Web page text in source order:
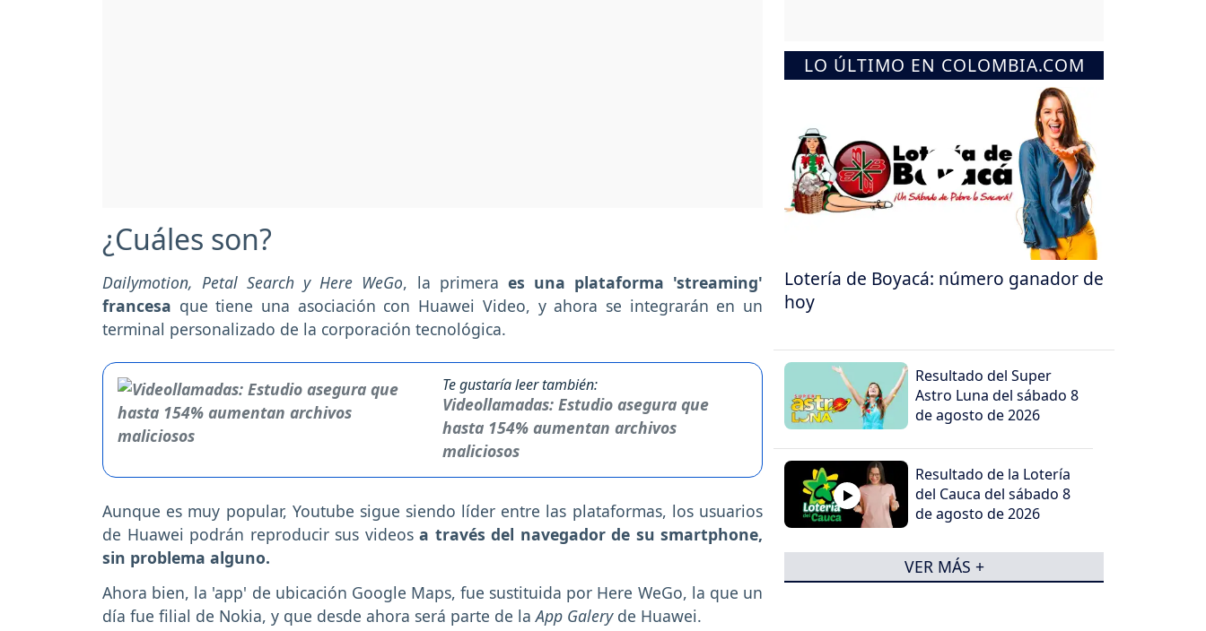
¿Cuáles son?
Dailymotion, Petal Search y Here WeGo, la primera es una plataforma 'streaming'
francesa que tiene una asociación con Huawei Video, y ahora se integrarán en un
terminal personalizado de la corporación tecnológica.
Te gustaría leer también:
Videollamadas: Estudio asegura que
hasta 154% aumentan archivos
maliciosos
Aunque es muy popular, Youtube sigue siendo líder entre las plataformas, los usuarios
de Huawei podrán reproducir sus videos a través del navegador de su smartphone,
sin problema alguno.
Ahora bien, la 'app' de ubicación Google Maps, fue sustituida por Here WeGo, la que un
día fue filial de Nokia, y que desde ahora será parte de laApp Galeryde Huawei.
LO ÚLTIMO EN COLOMBIA.COM
Lotería de Boyacá: número ganador de
hoy
Resultado del Super
Astro Luna del sábado 8
de agosto de 2026
Resultado de la Lotería
del Cauca del sábado 8
de agosto de 2026
VER MÁS +